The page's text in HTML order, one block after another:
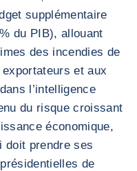
supplémentaire
du PIB), allouant
des incendies de
et aux
l’intelligence
du risque croissant
économique,
doit prendre ses
de